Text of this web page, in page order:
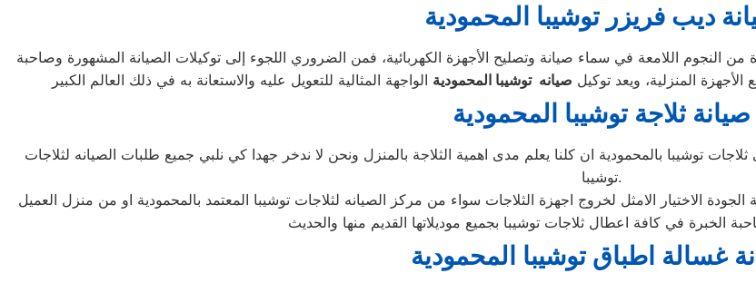
ديب فريزر توشيبا المحمودية
من النجوم اللامعة في سماء صيانة وتصليح الأجهزة الكهربائية، فمن الضروري اللجوء إلى توكيلات الصيانة المشهورة وصاحبة
المنزلية، ويعد توكيل صيانه توشيبا المحمودية
صيانة ثلاجة توشيبا المحمودية
توشيبا بالمحمودية ان كلنا يعلم مدى اهمية الثلاجة بالمنزل ونحن لا ندخر جهدا كي نلبي جميع طلبات الصيانه لثلاجات
توشيبا.
غسالة اطباق توشيبا المحمودية